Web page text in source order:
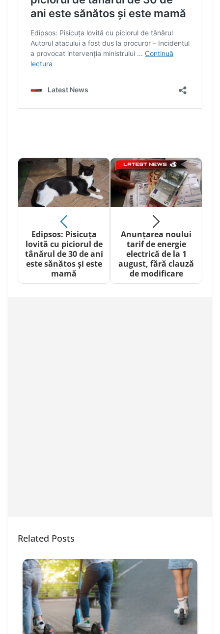
Edipsos: Pisicuța
lovită cu piciorul de
tânărul de 30 de ani
este sănătos și este
mamă
Anunțarea noului
tarif de energie
electrică de la 1
august, fără clauză
de modificare
Related Posts